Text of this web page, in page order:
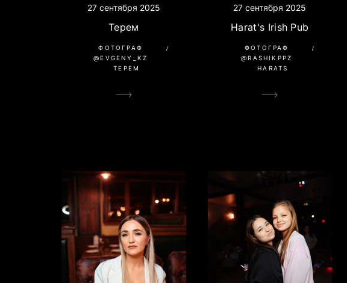
27 сентября 2025
Терем
ФОТОГРАФ
@EVGENY_KZ
ТЕРЕМ
27 сентября 2025
Harat's Irish Pub
ФОТОГРАФ
@RASHIKPPZ
HARATS